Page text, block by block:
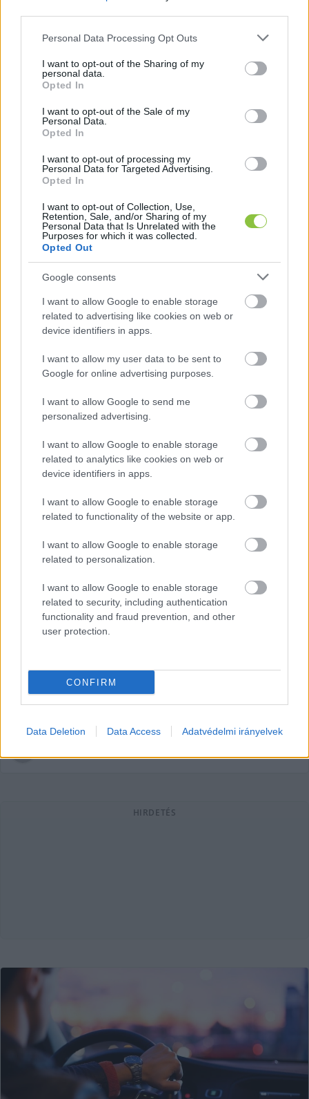
Please note that this website/app uses one or more Google
not limited to your visit or usage behaviour. You may click to
grant or deny consent to Google and its third-party tags to
use your data for below specified purposes in below Google
consent section.
Personal Data Processing Opt Outs
I want to opt-out of the Sharing of my
personal data.
Opted In
I want to opt-out of the Sale of my
Personal Data.
Opted In
I want to opt-out of processing my
Personal Data for Targeted Advertising.
Opted In
I want to opt-out of Collection, Use,
Retention, Sale, and/or Sharing of my
Personal Data that Is Unrelated with the
Purposes for which it was collected.
Opted Out
Google consents
I want to allow Google to enable storage
related to advertising like cookies on web or
device identifiers in apps.
I want to allow my user data to be sent to
Google for online advertising purposes.
I want to allow Google to send me
personalized advertising.
I want to allow Google to enable storage
related to analytics like cookies on web or
device identifiers in apps.
I want to allow Google to enable storage
related to functionality of the website or app.
I want to allow Google to enable storage
related to personalization.
I want to allow Google to enable storage
related to security, including authentication
functionality and fraud prevention, and other
user protection.
CONFIRM
Data Deletion Data Access Adatvédelmi irányelvek
Április 1-től minden számlát megkap
a NAV
Április elsejétől a Nemzeti Adó- és Vámhivatal minden
amivel új időszámítás kezdődik a magyar
2021. 03. 24.
Felcsúton a legmagasabb, de Bács-
Kiskunban is jelentős az egy
A Nemzeti Adó- és Vámhivatal (NAV) 2019-es adatai szerint
304 830 magánszemély vallott be osztalékból,
HIRDETÉS